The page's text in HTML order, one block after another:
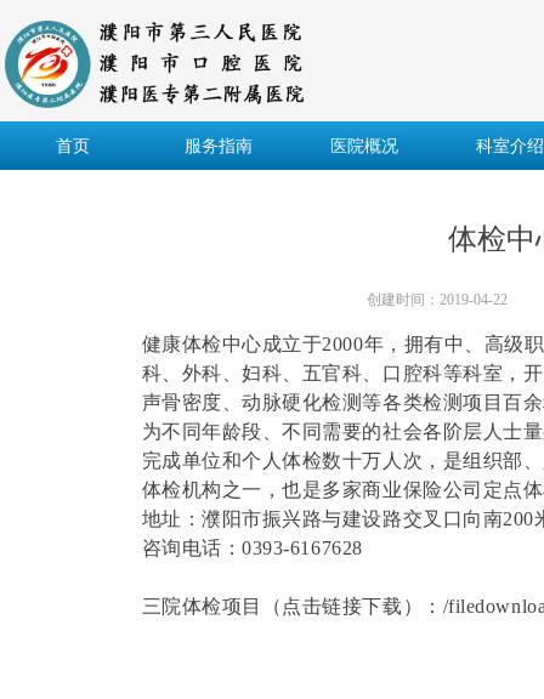
首页 服务指南 医院概况 科室介绍
体检中
创建时间： 2019-04-22
健康体检中心成立于2000年，拥有中、高级
科、外科、妇科、五官科、口腔科等科室，
声骨密度、动脉硬化检测等各类检测项目百
为不同年龄段、不同需要的社会各阶层人士
完成单位和个人体检数十万人次，是组织部
体检机构之一，也是多家商业保险公司定点
地址：濮阳市振兴路与建设路交叉口向南200
咨询电话：0393-6167628
三院体检项目（点击链接下载）：/